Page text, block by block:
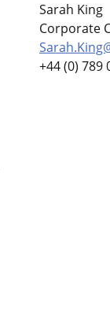
Sarah King
Corporate
+44 (0) 789